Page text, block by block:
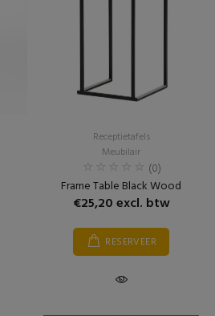
Receptietafels
Meubilair
(0)
Frame Table Black Wood
€25,20 excl. btw
RESERVEER